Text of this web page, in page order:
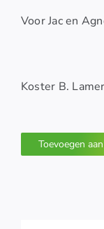
Voor Jac en
Koster B.
Toevoegen